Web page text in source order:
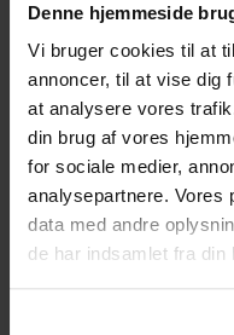
Denne hjemmeside
Vi bruger cookies til at
annoncer, til at vise dig
at analysere vores
din brug af vores
for sociale medier,
analysepartnere. Vores
data med andre
de har indsamlet fra din
Lovgivningen findes kun i
Bygningsreglementet ,
TRÆhåndbøgerne og
hvordan konstruktioner
opfylder
flere områder, mens
trækonstruktioner og det
andre materialer